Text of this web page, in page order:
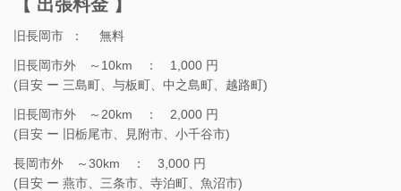
【 出張料金 】
旧長岡市 ： 無料
旧長岡市外 ～10km ： 1,000 円
(目安 ー 三島町、与板町、中之島町、越路町)
旧長岡市外 ～20km ： 2,000 円
(目安 ー 旧栃尾市、見附市、小千谷市)
長岡市外 ～30km ： 3,000 円
(目安 ー 燕市、三条市、寺泊町、魚沼市)